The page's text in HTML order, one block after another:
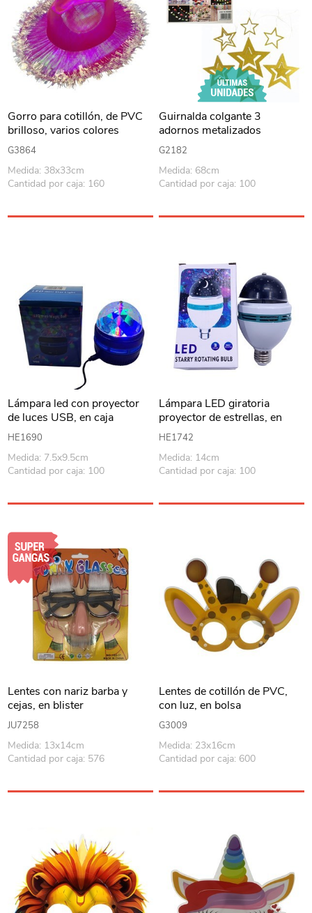
Gorro para cotillón, de PVC
brilloso, varios colores
G3864
Medida: 38x33cm
Cantidad por caja: 160
Guirnalda colgante 3
adornos metalizados
PACKx12, colores surtidos
G2182
Medida: 68cm
Cantidad por caja: 100
Lámpara led con proyector
de luces USB, en caja
HE1690
Medida: 7.5x9.5cm
Cantidad por caja: 100
Lámpara LED giratoria
proyector de estrellas, en
caja
HE1742
Medida: 14cm
Cantidad por caja: 100
Lentes con nariz barba y
cejas, en blister
JU7258
Medida: 13x14cm
Cantidad por caja: 576
Lentes de cotillón de PVC,
con luz, en bolsa
G3009
Medida: 23x16cm
Cantidad por caja: 600